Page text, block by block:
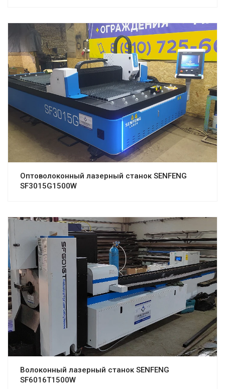
Оптоволоконный лазерный станок SENFENG
SF3015G1500W
Волоконный лазерный станок SENFENG
SF6016T1500W